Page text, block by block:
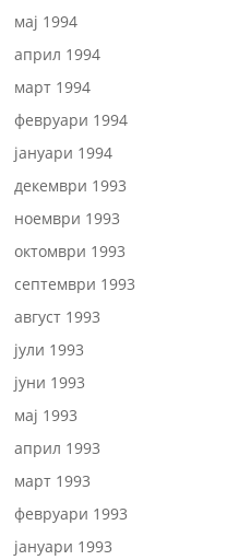
мај 1994
април 1994
март 1994
февруари 1994
јануари 1994
декември 1993
ноември 1993
октомври 1993
септември 1993
август 1993
јули 1993
јуни 1993
мај 1993
април 1993
март 1993
февруари 1993
јануари 1993